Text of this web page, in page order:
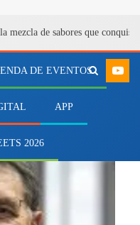
mezcla de sabores que
DE EVENTOS
APP
2026